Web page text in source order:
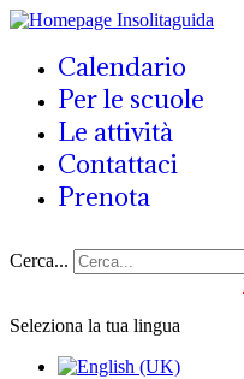
Calendario
Per le scuole
Le attività
Contattaci
Prenota
Cerca...
Seleziona la tua lingua